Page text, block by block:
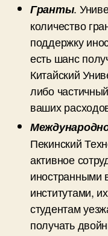
Гранты.
количество
поддержку
есть шанс
Китайский
либо
ваших
Пекинский
активное
иностранными
институтами,
студентам
получать